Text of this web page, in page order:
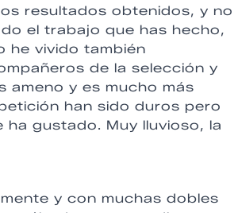
resultados obtenidos, y no
el trabajo que has hecho,
he vivido también
de la selección y
ameno y es mucho más
han sido duros pero
gustado. Muy lluvioso, la
y con muchas dobles